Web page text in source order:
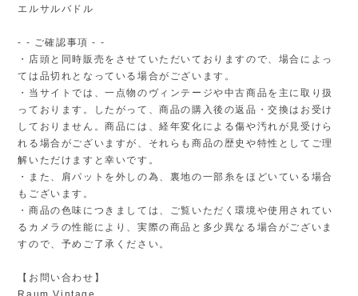
エルサルバドル
- - ご確認事項 - -
・店頭と同時販売をさせていただいておりますので、場合によっ
ては品切れとなっている場合がございます。
・当サイトでは、一点物のヴィンテージや中古商品を主に取り扱
っております。したがって、商品の購入後の返品・交換はお受け
しておりません。商品には、経年変化による傷や汚れが見受けら
れる場合がございますが、それらも商品の歴史や特性としてご理
解いただけますと幸いです。
・また、肩パットを外しの為、裏地の一部糸をほどいている場合
もございます。
・商品の色味につきましては、ご覧いただく環境や使用されてい
るカメラの性能により、実際の商品と多少異なる場合がございま
すので、予めご了承ください。
【お問い合わせ】